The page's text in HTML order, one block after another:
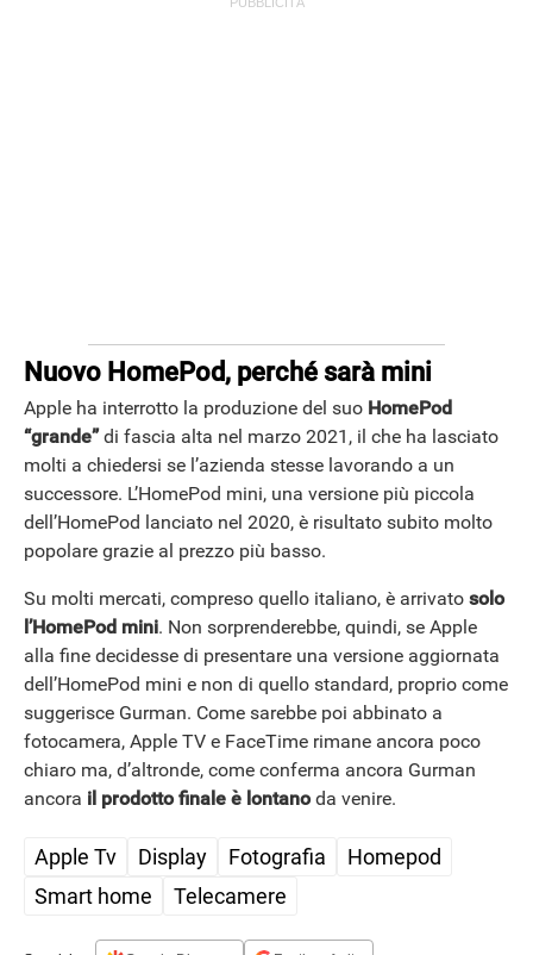
Nuovo HomePod, perché sarà mini
Apple ha interrotto la produzione del suo ‌‌ HomePod‌‌
“grande”di fascia alta nel marzo 2021, il che ha lasciato
molti a chiedersi se l’azienda stesse lavorando a un
successore. L’HomePod mini, una versione più piccola
dell’‌HomePod‌ lanciato nel 2020, è risultato subito molto
popolare grazie al prezzo più basso.
Su molti mercati, compreso quello italiano, è arrivato solo
l’HomePod mini. Non sorprenderebbe, quindi, se Apple
alla fine decidesse di presentare una versione aggiornata
dell’‌HomePod mini‌ e non di quello standard, proprio come
suggerisce Gurman. Come sarebbe poi abbinato a
fotocamera, ‌Apple TV‌ e ‌FaceTime‌ rimane ancora poco
chiaro ma, d’altronde, come conferma ancora Gurman
ancora il prodotto finale è lontanoda venire.
Apple Tv Display Fotografia
Homepod
Smart home
Telecamere